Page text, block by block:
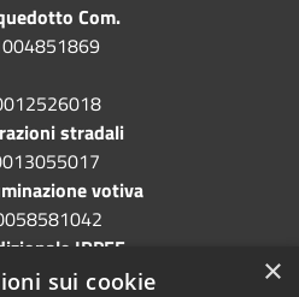
Com.
stradali
votiva
IRPEF
×
sui cookie